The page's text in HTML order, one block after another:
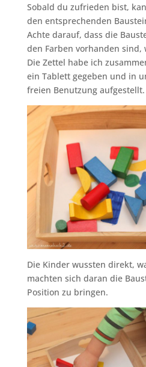
Sobald du zufrieden bist,
den entsprechenden
Achte darauf, dass die
den Farben vorhanden sind,
Die Zettel habe ich
ein Tablett gegeben und in
freien Benutzung aufgestellt.
Die Kinder wussten direkt,
machten sich daran die
Position zu bringen.